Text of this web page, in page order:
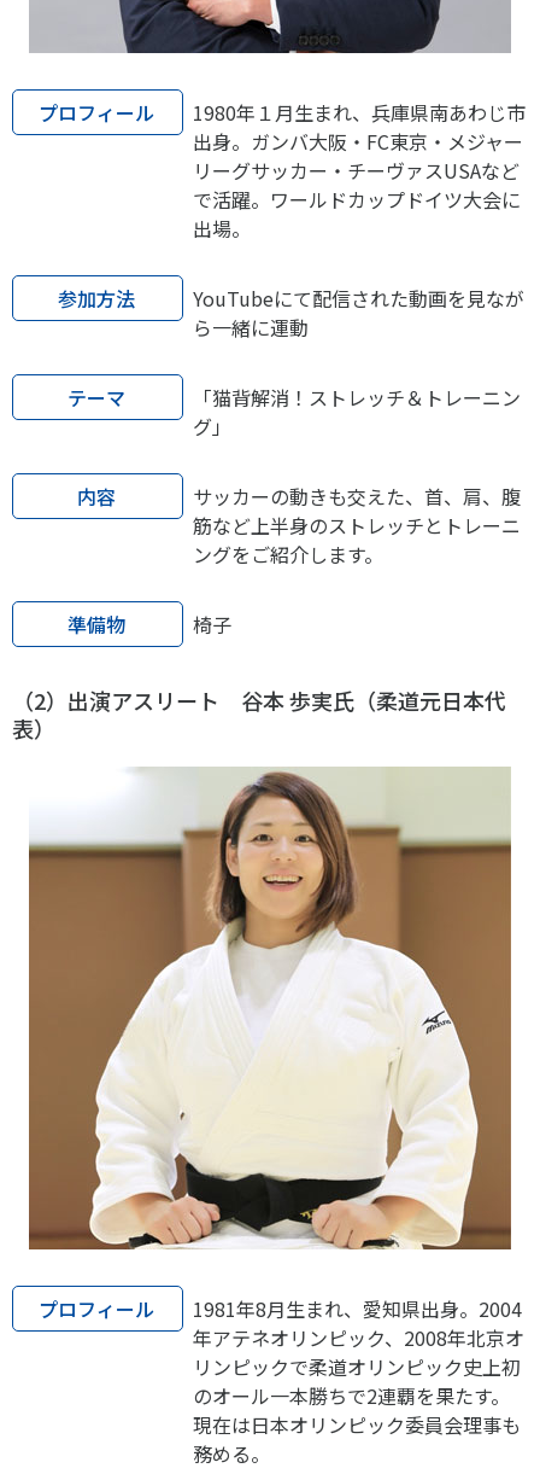
プロフィール
1980年１月生まれ、兵庫県南あわじ市
出身。ガンバ大阪・FC東京・メジャー
リーグサッカー・チーヴァスUSAなど
で活躍。ワールドカップドイツ大会に
出場。
参加方法
YouTubeにて配信された動画を見なが
ら一緒に運動
テーマ
「猫背解消！ストレッチ＆トレーニン
グ」
内容
サッカーの動きも交えた、首、肩、腹
筋など上半身のストレッチとトレーニ
ングをご紹介します。
準備物 椅子
（2）出演アスリート 谷本 歩実氏（柔道元日本代
表）
プロフィール
1981年8月生まれ、愛知県出身。2004
年アテネオリンピック、2008年北京オ
リンピックで柔道オリンピック史上初
のオール一本勝ちで2連覇を果たす。
現在は日本オリンピック委員会理事も
務める。